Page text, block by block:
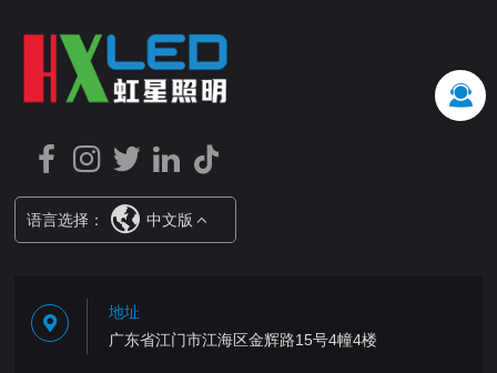
语言选择： 中文版
地址
广东省江门市江海区金辉路15号4幢4楼